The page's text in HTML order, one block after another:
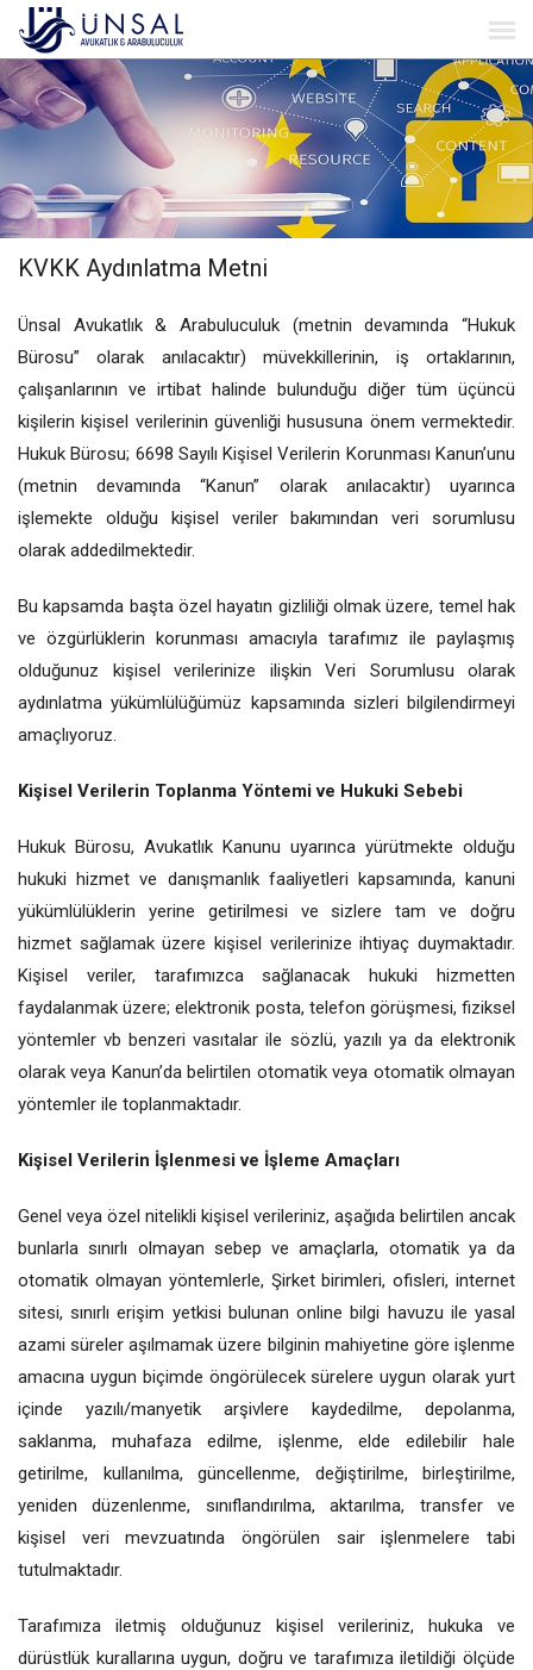
KVKK Aydınlatma Metni
Ünsal Avukatlık & Arabuluculuk (metnin devamında “Hukuk
Bürosu” olarak anılacaktır) müvekkillerinin, iş ortaklarının,
çalışanlarının ve irtibat halinde bulunduğu diğer tüm üçüncü
kişilerin kişisel verilerinin güvenliği hususuna önem vermektedir.
Hukuk Bürosu; 6698 Sayılı Kişisel Verilerin Korunması Kanun’unu
(metnin devamında “Kanun” olarak anılacaktır) uyarınca
işlemekte olduğu kişisel veriler bakımından veri sorumlusu
olarak addedilmektedir.
Bu kapsamda başta özel hayatın gizliliği olmak üzere, temel hak
ve özgürlüklerin korunması amacıyla tarafımız ile paylaşmış
olduğunuz kişisel verilerinize ilişkin Veri Sorumlusu olarak
aydınlatma yükümlülüğümüz kapsamında sizleri bilgilendirmeyi
amaçlıyoruz.
Kişisel Verilerin Toplanma Yöntemi ve Hukuki Sebebi
Hukuk Bürosu, Avukatlık Kanunu uyarınca yürütmekte olduğu
hukuki hizmet ve danışmanlık faaliyetleri kapsamında, kanuni
yükümlülüklerin yerine getirilmesi ve sizlere tam ve doğru
hizmet sağlamak üzere kişisel verilerinize ihtiyaç duymaktadır.
Kişisel veriler, tarafımızca sağlanacak hukuki hizmetten
faydalanmak üzere; elektronik posta, telefon görüşmesi, fiziksel
yöntemler vb benzeri vasıtalar ile sözlü, yazılı ya da elektronik
olarak veya Kanun’da belirtilen otomatik veya otomatik olmayan
yöntemler ile toplanmaktadır.
Kişisel Verilerin İşlenmesi ve İşleme Amaçları
Genel veya özel nitelikli kişisel verileriniz, aşağıda belirtilen ancak
bunlarla sınırlı olmayan sebep ve amaçlarla, otomatik ya da
otomatik olmayan yöntemlerle, Şirket birimleri, ofisleri, internet
sitesi, sınırlı erişim yetkisi bulunan online bilgi havuzu ile yasal
azami süreler aşılmamak üzere bilginin mahiyetine göre işlenme
amacına uygun biçimde öngörülecek sürelere uygun olarak yurt
içinde yazılı/manyetik arşivlere kaydedilme, depolanma,
saklanma, muhafaza edilme, işlenme, elde edilebilir hale
getirilme, kullanılma, güncellenme, değiştirilme, birleştirilme,
yeniden düzenlenme, sınıflandırılma, aktarılma, transfer ve
kişisel veri mevzuatında öngörülen sair işlenmelere tabi
tutulmaktadır.
Tarafımıza iletmiş olduğunuz kişisel verileriniz, hukuka ve
dürüstlük kurallarına uygun, doğru ve tarafımıza iletildiği ölçüde